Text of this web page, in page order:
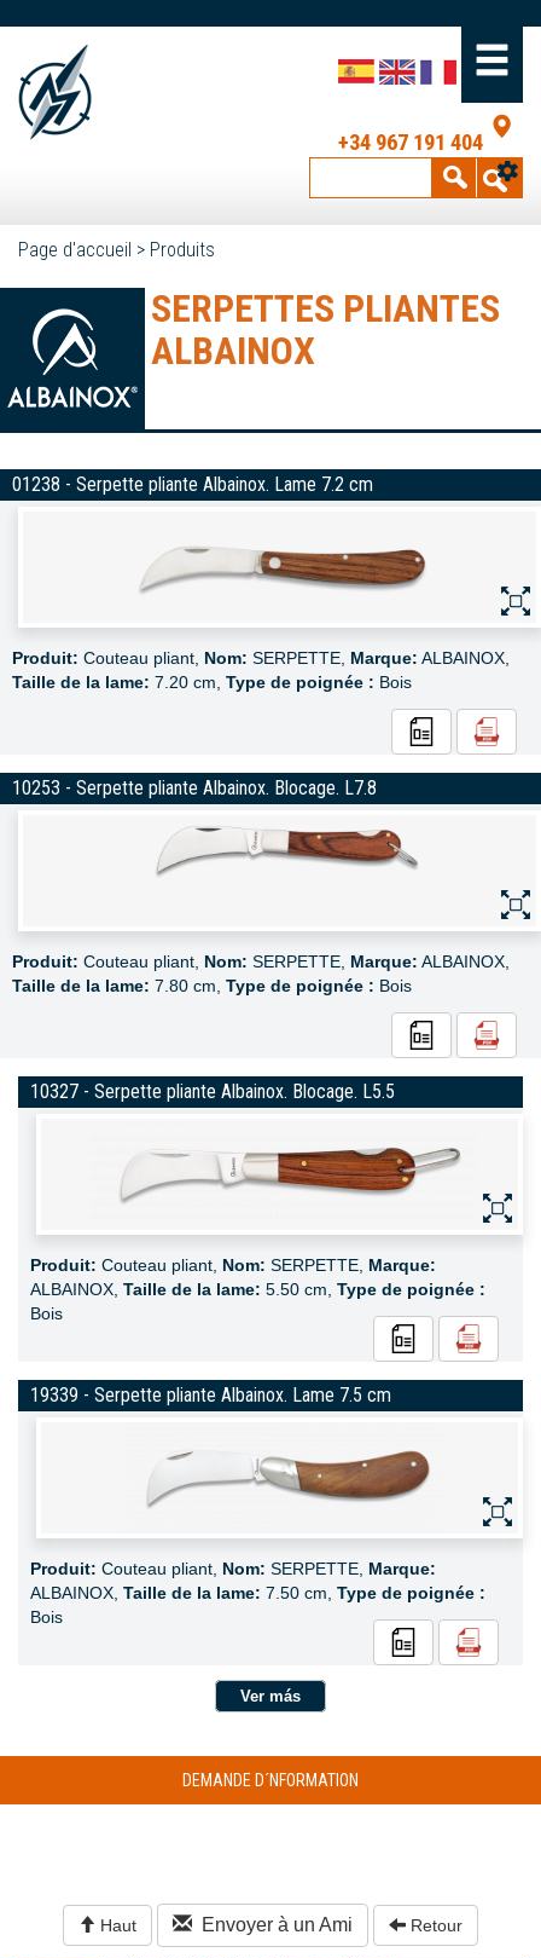
+34 967 191 404
Page d'accueil > Produits
SERPETTES PLIANTES
ALBAINOX
01238 - Serpette pliante Albainox. Lame 7.2 cm
Produit: Couteau pliant, Nom: SERPETTE, Marque: ALBAINOX,
Taille de la lame: 7.20 cm, Type de poignée : Bois
10253 - Serpette pliante Albainox. Blocage. L7.8
Produit: Couteau pliant, Nom: SERPETTE, Marque: ALBAINOX,
Taille de la lame: 7.80 cm, Type de poignée : Bois
10327 - Serpette pliante Albainox. Blocage. L5.5
Produit: Couteau pliant, Nom: SERPETTE, Marque:
ALBAINOX, Taille de la lame: 5.50 cm, Type de poignée :
Bois
19339 - Serpette pliante Albainox. Lame 7.5 cm
Produit: Couteau pliant, Nom: SERPETTE, Marque:
ALBAINOX, Taille de la lame: 7.50 cm, Type de poignée :
Bois
Ver más
DEMANDE D´NFORMATION
Haut Envoyer à un Ami Retour